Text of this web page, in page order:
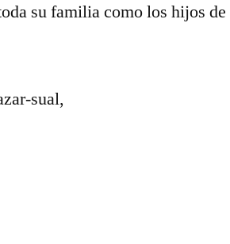
su familia como los hijos de
sual,